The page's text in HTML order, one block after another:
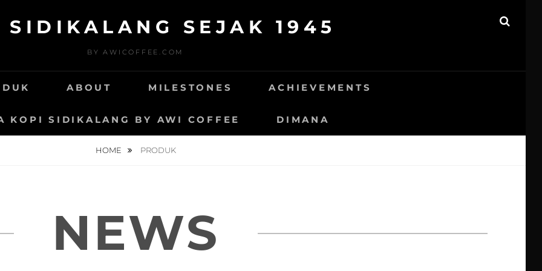
SIDIKALANG SEJAK 1945
BY AWICOFFEE.COM
ABOUT MILESTONES ACHIEVEMENTS
KOPI SIDIKALANG BY AWI COFFEE DIMANA
HOME PRODUK
NEWS